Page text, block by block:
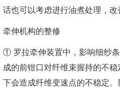
话也可以考虑进行油煮处理，改
牵伸机构的整修
① 罗拉牵伸装置中，影响细纱
成的前钳口对纤维束握持的不
下会造成纤维变速点的不稳定